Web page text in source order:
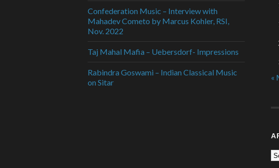
Confederation Music – Interview with
Mahadev Cometo by Marcus Kohler, RSI,
Nov. 2022
Taj Mahal Mafia – Uebersdorf- Impressions
Rabindra Goswami – Indian Classical Music
on Sitar
«